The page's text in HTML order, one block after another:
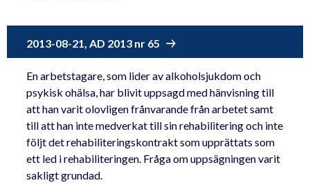
2013-08-21, AD 2013 nr 65
En arbetstagare, som lider av alkoholsjukdom och
psykisk ohälsa, har blivit uppsagd med hänvisning till
att han varit olovligen frånvarande från arbetet samt
till att han inte medverkat till sin rehabilitering och inte
följt det rehabiliteringskontrakt som upprättats som
ett led i rehabiliteringen. Fråga om uppsägningen varit
sakligt grundad.